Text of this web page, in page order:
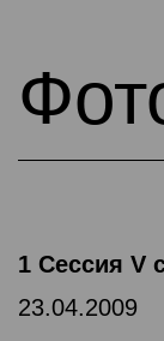
1 Сессия V
23.04.2009